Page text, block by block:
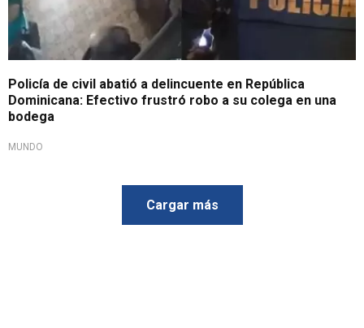
Policía de civil abatió a delincuente en República
Dominicana: Efectivo frustró robo a su colega en una
bodega
MUNDO
Cargar más